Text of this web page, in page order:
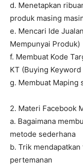
d. Menetapkan
produk masing
e. Mencari Ide
Mempunyai Produk)
f. Membuat Kode
KT (Buying
g. Membuat Maping
2. Materi Facebook
a. Bagaimana
metode sederhana
b. Trik
pertemanan